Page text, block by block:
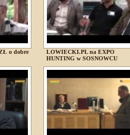
o dobre
LOWIECKI.PL na EXPO
HUNTING w SOSNOWCU